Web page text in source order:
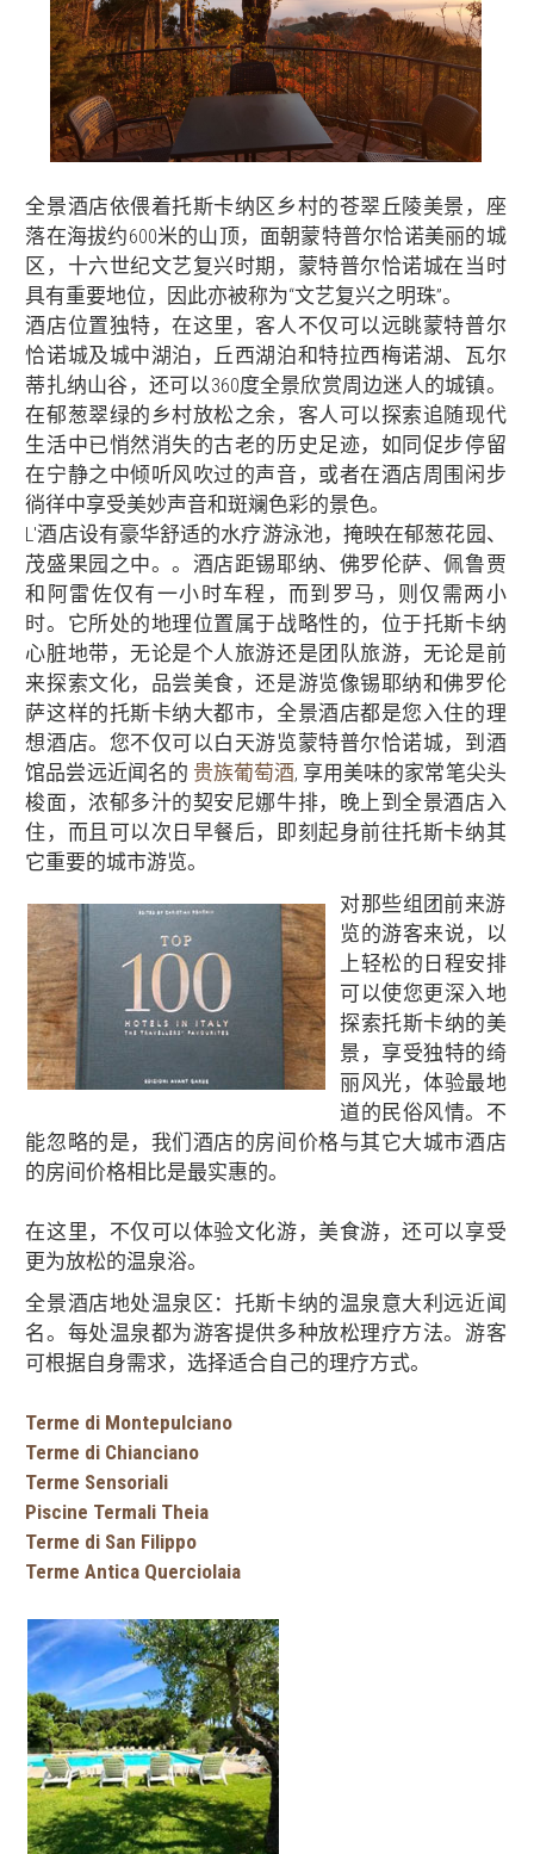
全景酒店依偎着托斯卡纳区乡村的苍翠丘陵美景，座
落在海拔约600米的山顶，面朝蒙特普尔恰诺美丽的城
区，十六世纪文艺复兴时期，蒙特普尔恰诺城在当时
具有重要地位，因此亦被称为“文艺复兴之明珠”。
酒店位置独特，在这里，客人不仅可以远眺蒙特普尔
恰诺城及城中湖泊，丘西湖泊和特拉西梅诺湖、瓦尔
蒂扎纳山谷，还可以360度全景欣赏周边迷人的城镇。
在郁葱翠绿的乡村放松之余，客人可以探索追随现代
生活中已悄然消失的古老的历史足迹，如同促步停留
在宁静之中倾听风吹过的声音，或者在酒店周围闲步
徜徉中享受美妙声音和斑斓色彩的景色。
L'酒店设有豪华舒适的水疗游泳池，掩映在郁葱花园、
茂盛果园之中。。酒店距锡耶纳、佛罗伦萨、佩鲁贾
和阿雷佐仅有一小时车程，而到罗马，则仅需两小
时。它所处的地理位置属于战略性的，位于托斯卡纳
心脏地带，无论是个人旅游还是团队旅游，无论是前
来探索文化，品尝美食，还是游览像锡耶纳和佛罗伦
萨这样的托斯卡纳大都市，全景酒店都是您入住的理
想酒店。您不仅可以白天游览蒙特普尔恰诺城，到酒
馆品尝远近闻名的 贵族葡萄酒, 享用美味的家常笔尖头
梭面，浓郁多汁的契安尼娜牛排，晚上到全景酒店入
住，而且可以次日早餐后，即刻起身前往托斯卡纳其
它重要的城市游览。
对那些组团前来游
览的游客来说，以
上轻松的日程安排
可以使您更深入地
探索托斯卡纳的美
景，享受独特的绮
丽风光，体验最地
道的民俗风情。不
能忽略的是，我们酒店的房间价格与其它大城市酒店
的房间价格相比是最实惠的。
在这里，不仅可以体验文化游，美食游，还可以享受
更为放松的温泉浴。
全景酒店地处温泉区：托斯卡纳的温泉意大利远近闻
名。每处温泉都为游客提供多种放松理疗方法。游客
可根据自身需求，选择适合自己的理疗方式。
Terme di Montepulciano
Terme di Chianciano
Terme Sensoriali
Piscine Termali Theia
Terme di San Filippo
Terme Antica Querciolaia